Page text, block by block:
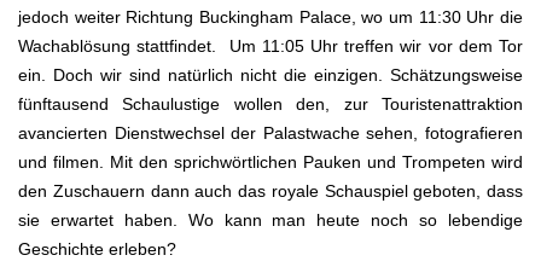
jedoch weiter Richtung Buckingham Palace, wo um 11:30 Uhr die
Wachablösung stattfindet. Um 11:05 Uhr treffen wir vor dem Tor
ein. Doch wir sind natürlich nicht die einzigen. Schätzungsweise
fünftausend Schaulustige wollen den, zur Touristenattraktion
avancierten Dienstwechsel der Palastwache sehen, fotografieren
und filmen. Mit den sprichwörtlichen Pauken und Trompeten wird
den Zuschauern dann auch das royale Schauspiel geboten, dass
sie erwartet haben. Wo kann man heute noch so lebendige
Geschichte erleben?